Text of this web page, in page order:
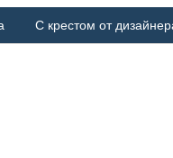
С крестом от